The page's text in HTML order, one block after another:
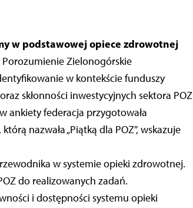
w podstawowej opiece zdrowotnej
Zielonogórskie
w kontekście funduszy
skłonności inwestycyjnych sektora POZ
ankiety federacja przygotowała
nazwała „Piątką dla POZ”, wskazuje
w systemie opieki zdrowotnej.
do realizowanych zadań.
i dostępności systemu opieki